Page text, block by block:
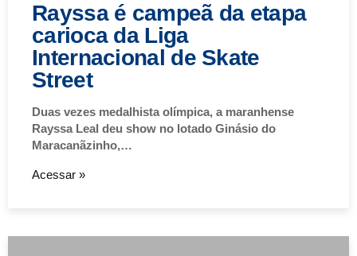
Rayssa é campeã da etapa
carioca da Liga
Internacional de Skate
Street
Duas vezes medalhista olímpica, a maranhense
Rayssa Leal deu show no lotado Ginásio do
Maracanãzinho,…
Acessar »